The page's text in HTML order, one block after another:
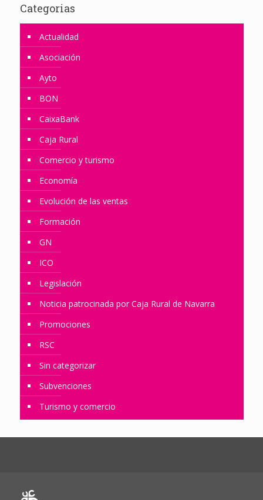
Categorias
Actualidad
Asociación
Ayto
BON
CaixaBank
Caja Rural
Comercio y turismo
Economía
Evolución de las ventas
Formación
GN
ICO
Legislación
Noticia patrocinada por Caja Rural de Navarra
Promociones
RSC
Sin categorizar
Subvenciones
Turismo y comercio